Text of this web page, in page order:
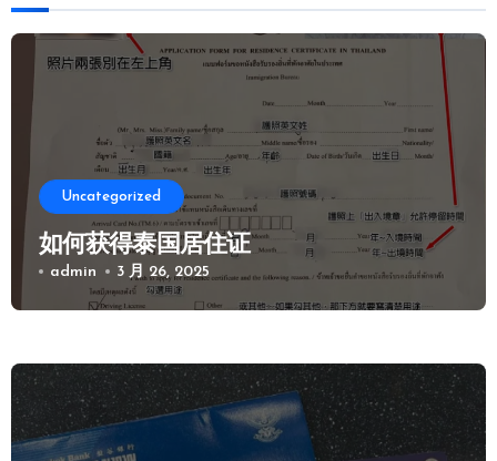
Uncategorized
如何获得泰国居住证
admin 3 月 26, 2025